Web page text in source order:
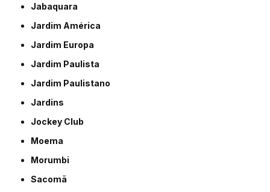
Jabaquara
Jardim América
Jardim Europa
Jardim Paulista
Jardim Paulistano
Jardins
Jockey Club
Moema
Morumbi
Sacomã